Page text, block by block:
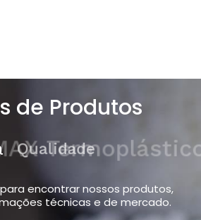
de Produtos
Termoplásticos
encontrar nossos produtos,
técnicas e de mercado.